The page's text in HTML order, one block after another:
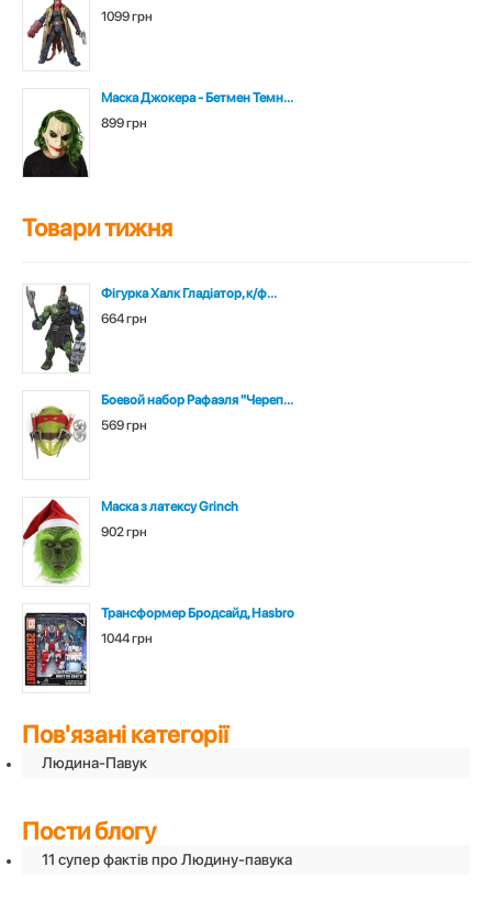
1099 грн
Маска Джокера - Бетмен Темн...
899 грн
Товари тижня
Фігурка Халк Гладіатор, к/ф...
664 грн
Боевой набор Рафаэля "Череп...
569 грн
Маска з латексу Grinch
902 грн
Трансформер Бродсайд, Hasbro
1044 грн
Пов'язані категорії
Людина-Павук
Пости блогу
11 супер фактів про Людину-павука